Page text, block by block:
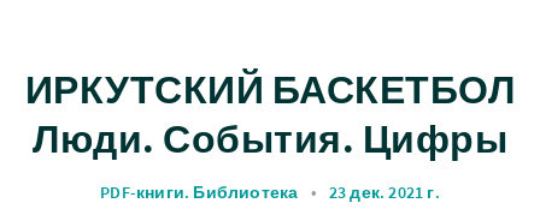
ИРКУТСКИЙ БАСКЕТБОЛ
Люди. События. Цифры
PDF-книги. Библиотека • 23 дек. 2021 г.